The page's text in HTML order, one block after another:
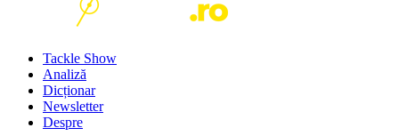
Tackle Show
Analiză
Dicționar
Newsletter
Despre